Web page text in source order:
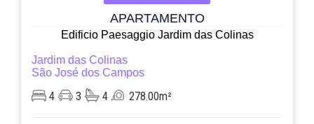
APARTAMENTO
Edificio Paesaggio Jardim das Colinas
Jardim das Colinas
São José dos Campos
4 3 4 278.00m²